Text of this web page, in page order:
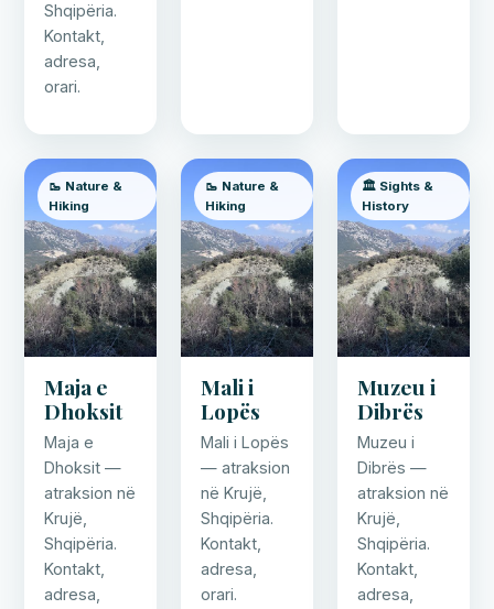
Shqipëria.
Kontakt,
adresa,
orari.
🥾 Nature &
Hiking
Maja e
Dhoksit
Maja e
Dhoksit —
atraksion në
Krujë,
Shqipëria.
Kontakt,
adresa,
🥾 Nature &
Hiking
Mali i
Lopës
Mali i Lopës
— atraksion
në Krujë,
Shqipëria.
Kontakt,
adresa,
orari.
🏛️ Sights &
History
Muzeu i
Dibrës
Muzeu i
Dibrës —
atraksion në
Krujë,
Shqipëria.
Kontakt,
adresa,